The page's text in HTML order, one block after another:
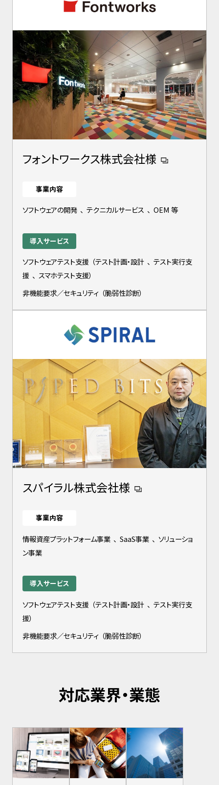
フォントワークス株式会社様
事業内容
ソフトウェアの開発 、 テクニカルサービス 、 OEM 等
導入サービス
ソフトウェアテスト支援 （テスト計画・設計 、 テスト実行支
援 、 スマホテスト支援）
非機能要求／セキュリティ （脆弱性診断）
スパイラル株式会社様
事業内容
情報資産プラットフォーム事業 、 SaaS事業 、 ソリューショ
ン事業
導入サービス
ソフトウェアテスト支援 （テスト計画・設計 、 テスト実行支
援）
非機能要求／セキュリティ （脆弱性診断）
対応業界・業態